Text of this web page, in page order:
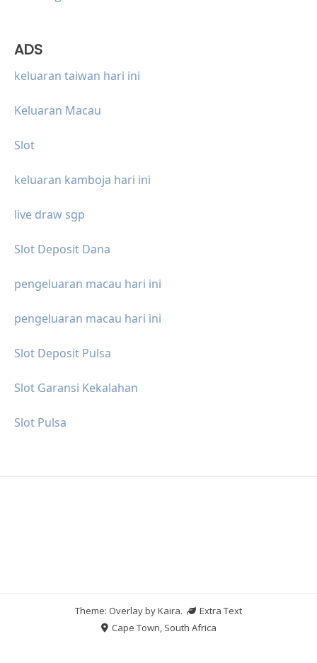
ADS
keluaran taiwan hari ini
Keluaran Macau
Slot
keluaran kamboja hari ini
live draw sgp
Slot Deposit Dana
pengeluaran macau hari ini
pengeluaran macau hari ini
Slot Deposit Pulsa
Slot Garansi Kekalahan
Slot Pulsa
Theme: Overlay byKaira.
Extra Text
Cape Town, South Africa